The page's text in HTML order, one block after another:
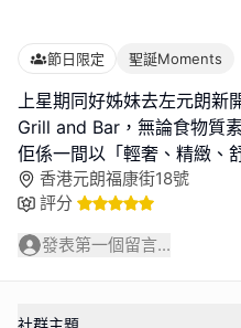
節日限定 聖誕Moments
上星期同好姊妹去左元朗新
Grill and Bar，無論食物質
佢係一間以「輕奢、精緻、
香港元朗福康街18號
評分
發表第一個留言...
社群主題